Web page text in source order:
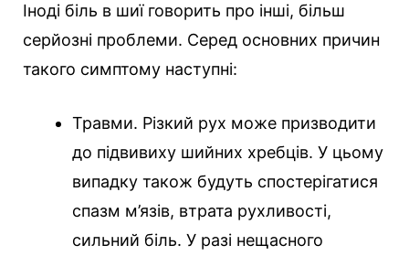
Іноді біль в шиї говорить про інші, більш
серйозні проблеми. Серед основних причин
такого симптому наступні:
Травми. Різкий рух може призводити
до підвивиху шийних хребців. У цьому
випадку також будуть спостерігатися
спазм м’язів, втрата рухливості,
сильний біль. У разі нещасного